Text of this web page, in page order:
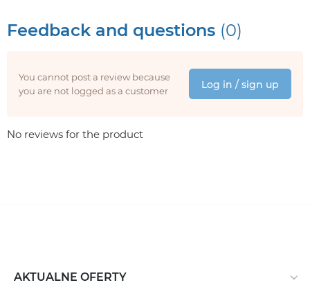
Feedback and questions (0)
You cannot post a review because
you are not logged as a customer
Log in / sign up
No reviews for the product
AKTUALNE OFERTY